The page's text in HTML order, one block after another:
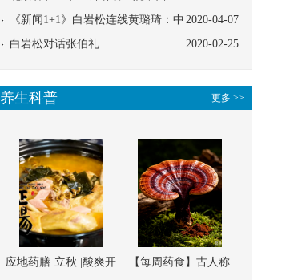
协同
2020-04-07
《新闻1+1》白岩松连线黄璐琦：中
医救治的临床效果
2020-02-25
白岩松对话张伯礼
更多 >>
养生科普
应地药膳·立秋 |酸爽开
【每周药食】古人称